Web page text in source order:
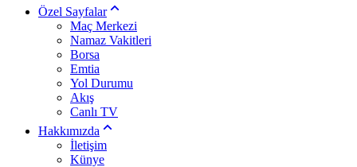
Özel Sayfalar
Maç Merkezi
Namaz Vakitleri
Borsa
Emtia
Yol Durumu
Akış
Canlı TV
Hakkımızda
İletişim
Künye